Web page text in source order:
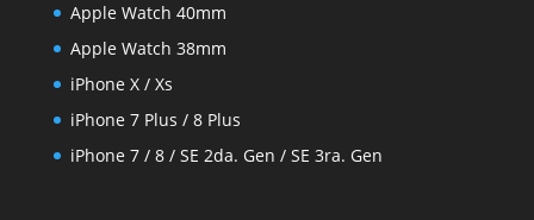
Apple Watch 40mm
Apple Watch 38mm
iPhone X / Xs
iPhone 7 Plus / 8 Plus
iPhone 7 / 8 / SE 2da. Gen / SE 3ra. Gen